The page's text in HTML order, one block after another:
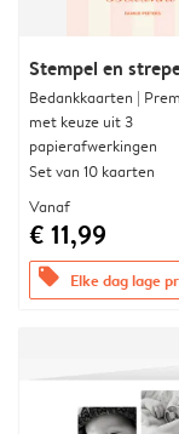
Stempel en
Bedankkaarten |
met keuze uit 3
papierafwerkingen
Set van 10 kaarten
Vanaf
€ 11,99
offers Elke dag lage